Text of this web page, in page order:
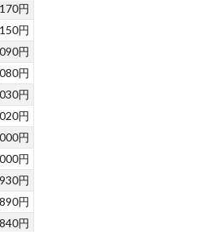
円
円
円
円
円
円
円
円
円
円
円